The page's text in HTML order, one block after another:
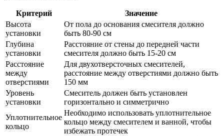
Критерий
Значение
Высота
установки
От пола до основания смесителя должно
быть 80-90 см
Глубина
установки
Расстояние от стены до передней части
смесителя должно быть 15-20 см
Расстояние
между
отверстиями
Для двухотверсточных смесителей,
расстояние между отверстиями должно быть
150 мм
Уровень
установки
Смеситель должен быть установлен
горизонтально и симметрично
Уплотнительное
кольцо
Необходимо использовать уплотнительное
кольцо между смесителем и ванной, чтобы
избежать протечек